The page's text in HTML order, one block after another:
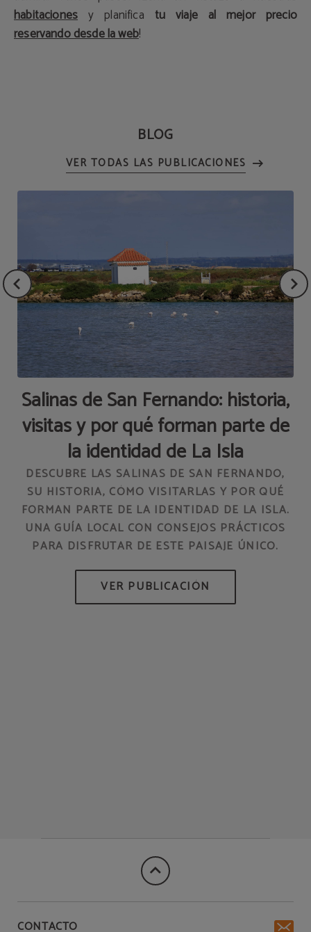
habitaciones y planifica tu viaje al mejor precio
reservando desde la web!
BLOG
VER TODAS LAS PUBLICACIONES
Salinas de San Fernando: historia,
visitas y por qué forman parte de
la identidad de La Isla
DESCUBRE LAS SALINAS DE SAN FERNANDO,
SU HISTORIA, CÓMO VISITARLAS Y POR QUÉ
FORMAN PARTE DE LA IDENTIDAD DE LA ISLA.
UNA GUÍA LOCAL CON CONSEJOS PRÁCTICOS
PARA DISFRUTAR DE ESTE PAISAJE ÚNICO.
CONTACTO